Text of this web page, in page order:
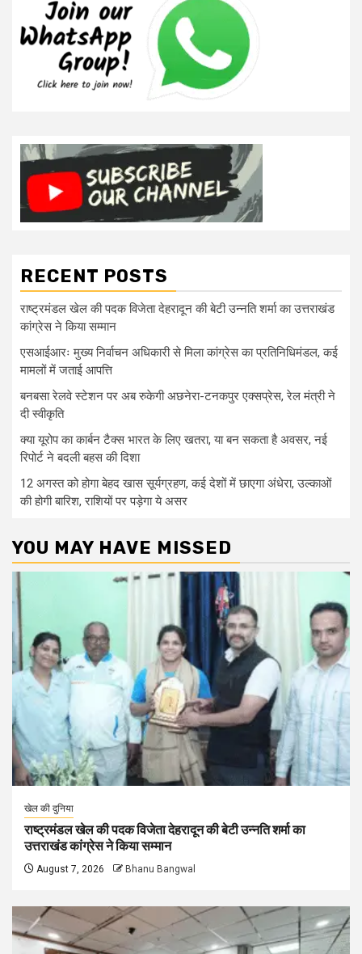
RECENT POSTS
राष्ट्रमंडल खेल की पदक विजेता देहरादून की बेटी उन्नति शर्मा का उत्तराखंड
कांग्रेस ने किया सम्मान
एसआईआरः मुख्य निर्वाचन अधिकारी से मिला कांग्रेस का प्रतिनिधिमंडल, कई
मामलों में जताई आपत्ति
बनबसा रेलवे स्टेशन पर अब रुकेगी अछनेरा-टनकपुर एक्सप्रेस, रेल मंत्री ने
दी स्वीकृति
क्या यूरोप का कार्बन टैक्स भारत के लिए खतरा, या बन सकता है अवसर, नई
रिपोर्ट ने बदली बहस की दिशा
12 अगस्त को होगा बेहद खास सूर्यग्रहण, कई देशों में छाएगा अंधेरा, उल्काओं
की होगी बारिश, राशियों पर पड़ेगा ये असर
YOU MAY HAVE MISSED
खेल की दुनिया
राष्ट्रमंडल खेल की पदक विजेता देहरादून की बेटी उन्नति शर्मा का
उत्तराखंड कांग्रेस ने किया सम्मान
August 7, 2026 Bhanu Bangwal